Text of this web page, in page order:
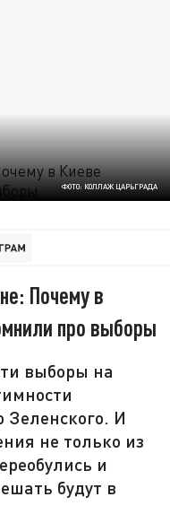
ФОТО: КОЛЛАЖ ЦАРЬГРАДА
Почему в
про выборы
выборы на
Зеленского. И
не только из
и
будут в